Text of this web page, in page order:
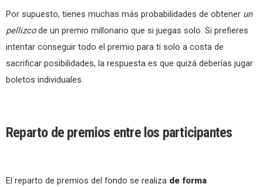
Por supuesto, tienes muchas más probabilidades de obtener un
pellizcode un premio millonario que si juegas solo. Si prefieres
intentar conseguir todo el premio para ti solo a costa de
sacrificar posibilidades, la respuesta es que quizá deberías jugar
boletos individuales
Reparto de premios entre los participantes
El reparto de premios del fondo se realiza de forma